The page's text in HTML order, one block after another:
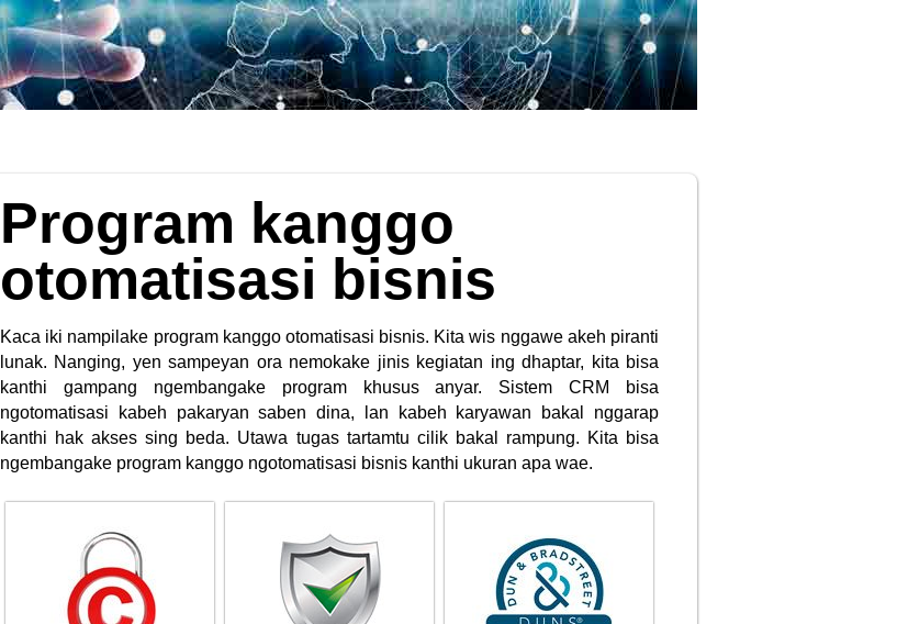
Program kanggo
otomatisasi bisnis
Kaca iki nampilake program kanggo otomatisasi bisnis. Kita wis nggawe akeh piranti
lunak. Nanging, yen sampeyan ora nemokake jinis kegiatan ing dhaptar, kita bisa
kanthi gampang ngembangake program khusus anyar. Sistem CRM bisa
ngotomatisasi kabeh pakaryan saben dina, lan kabeh karyawan bakal nggarap
kanthi hak akses sing beda. Utawa tugas tartamtu cilik bakal rampung. Kita bisa
ngembangake program kanggo ngotomatisasi bisnis kanthi ukuran apa wae.